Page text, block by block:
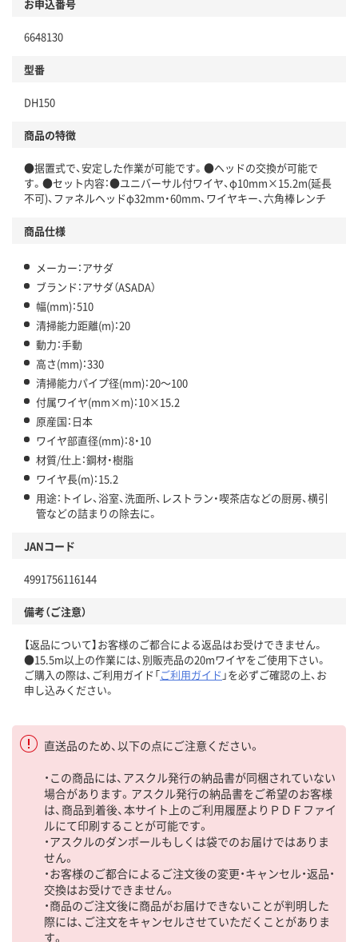
お申込番号
6648130
型番
DH150
商品の特徴
●据置式で、安定した作業が可能です。●ヘッドの交換が可能で
す。●セット内容：●ユニバーサル付ワイヤ、φ10mm×15.2m(延長
不可)、ファネルヘッドφ32mm・60mm、ワイヤキー、六角棒レンチ
商品仕様
メーカー：アサダ
ブランド：アサダ（ASADA）
幅(mm)：510
清掃能力距離(m)：20
動力：手動
高さ(mm)：330
清掃能力パイプ径(mm)：20～100
付属ワイヤ(mm×m)：10×15.2
原産国：日本
ワイヤ部直径(mm)：8・10
材質/仕上：鋼材・樹脂
ワイヤ長(m)：15.2
用途：トイレ、浴室、洗面所、レストラン・喫茶店などの厨房、横引
管などの詰まりの除去に。
JANコード
4991756116144
備考（ご注意）
【返品について】お客様のご都合による返品はお受けできません。
●15.5m以上の作業には、別販売品の20mワイヤをご使用下さい。
ご購入の際は、ご利用ガイド「ご利用ガイド 」を必ずご確認の上、お
申し込みください。
直送品のため、以下の点にご注意ください。
・この商品には、アスクル発行の納品書が同梱されていない
場合があります。アスクル発行の納品書をご希望のお客様
は、商品到着後、本サイト上のご利用履歴よりＰＤＦファイ
ルにて印刷することが可能です。
・アスクルのダンボールもしくは袋でのお届けではありま
せん。
・お客様のご都合によるご注文後の変更・キャンセル・返品・
交換はお受けできません。
・商品のご注文後に商品がお届けできないことが判明した
際には、ご注文をキャンセルさせていただくことがありま
す。